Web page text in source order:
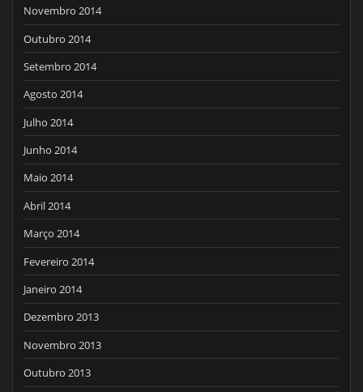
Novembro 2014
Outubro 2014
Setembro 2014
Agosto 2014
Julho 2014
Junho 2014
Maio 2014
Abril 2014
Março 2014
Fevereiro 2014
Janeiro 2014
Dezembro 2013
Novembro 2013
Outubro 2013